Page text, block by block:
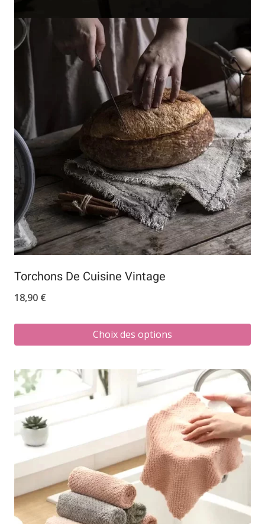
Torchons De Cuisine Vintage
18,90 €
Choix des options
produit
a
plusieurs
variations.
Les
options
peuvent
être